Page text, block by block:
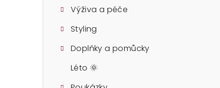
Výživa a péče
Styling
Doplňky a pomůcky
Léto 🌞